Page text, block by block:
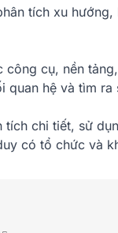
tích xu
cụ, nền
quan hệ và tìm ra
chi tiết, sử
có tổ chức và